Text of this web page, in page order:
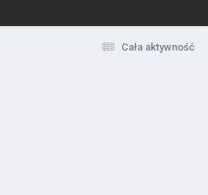
Cała aktywność